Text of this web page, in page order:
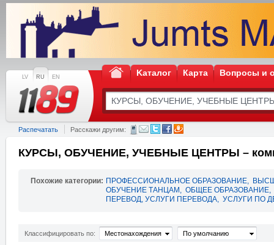
LV RU EN Kаталог Карта Вопросы и
Распечатать Расскажи другим:
КУРСЫ, ОБУЧЕНИЕ, УЧЕБНЫЕ ЦЕНТРЫ –
Похожие категории: ПРОФЕССИОНАЛЬНОЕ ОБРАЗОВАНИЕ,
ОБУЧЕНИЕ ТАНЦАМ , ОБЩЕЕ ОБРАЗОВАНИЕ,
ПЕРЕВОД, УСЛУГИ ПЕРЕВОДА, УСЛУГИ ПО
Классифицировать по: Местонахождения По умолчанию